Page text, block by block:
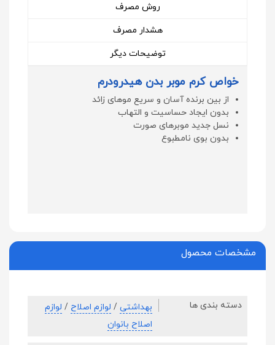
روش مصرف
هشدار مصرف
توضیحات دیگر
خواص کرم موبر بدن هیدرودرم
از بین برنده آسان و سریع موهای زائد
بدون ایجاد حساسیت و التهاب
نسل جدید موبرهای صورت
بدون بوی نامطبوع
مشخصات محصول
دسته بندی ها بهداشتی / لوازم اصلاح / لوازم
اصلاح بانوان